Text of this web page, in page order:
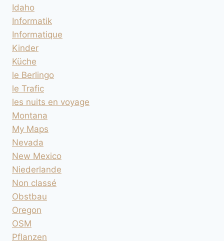
Idaho
Informatik
Informatique
Kinder
Küche
le Berlingo
le Trafic
les nuits en voyage
Montana
My Maps
Nevada
New Mexico
Niederlande
Non classé
Obstbau
Oregon
OSM
Pflanzen